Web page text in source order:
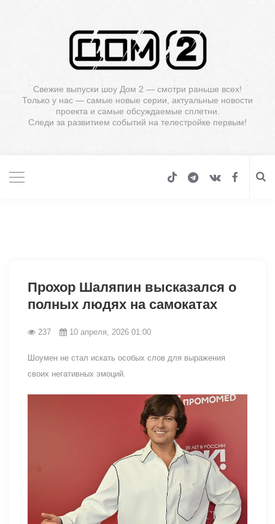
Свежие выпуски шоу Дом 2 — смотри раньше всех!
Только у нас — самые новые серии, актуальные новости
проекта и самые обсуждаемые сплетни.
Следи за развитием событий на телестройке первым!
Прохор Шаляпин высказался о
полных людях на самокатах
237 10 апреля, 2026 01:00
Шоумен не стал искать особых слов для выражения
своих негативных эмоций.